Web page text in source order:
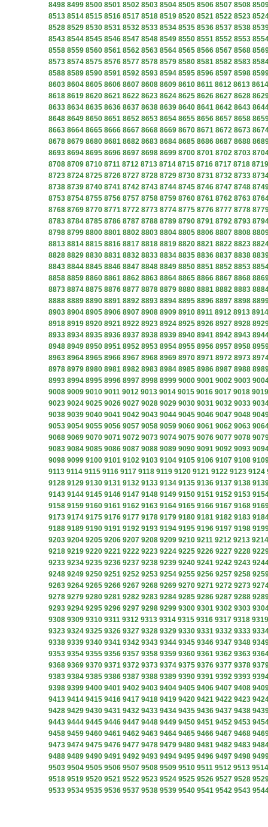
8498 8499 8500 8501 8502 8503 8504 8505 8506 8507 8508
8513 8514 8515 8516 8517 8518 8519 8520 8521 8522 8523
8528 8529 8530 8531 8532 8533 8534 8535 8536 8537 8538
8543 8544 8545 8546 8547 8548 8549 8550 8551 8552 8553
8558 8559 8560 8561 8562 8563 8564 8565 8566 8567 8568
8573 8574 8575 8576 8577 8578 8579 8580 8581 8582 8583
8588 8589 8590 8591 8592 8593 8594 8595 8596 8597 8598
8603 8604 8605 8606 8607 8608 8609 8610 8611 8612 8613 8614
8618 8619 8620 8621 8622 8623 8624 8625 8626 8627 8628
8633 8634 8635 8636 8637 8638 8639 8640 8641 8642 8643
8648 8649 8650 8651 8652 8653 8654 8655 8656 8657 8658
8663 8664 8665 8666 8667 8668 8669 8670 8671 8672 8673
8678 8679 8680 8681 8682 8683 8684 8685 8686 8687 8688
8693 8694 8695 8696 8697 8698 8699 8700 8701 8702 8703
8708 8709 8710 8711 8712 8713 8714 8715 8716 8717 8718 8719
8723 8724 8725 8726 8727 8728 8729 8730 8731 8732 8733
8738 8739 8740 8741 8742 8743 8744 8745 8746 8747 8748
8753 8754 8755 8756 8757 8758 8759 8760 8761 8762 8763
8768 8769 8770 8771 8772 8773 8774 8775 8776 8777 8778
8783 8784 8785 8786 8787 8788 8789 8790 8791 8792 8793
8798 8799 8800 8801 8802 8803 8804 8805 8806 8807 8808
8813 8814 8815 8816 8817 8818 8819 8820 8821 8822 8823
8828 8829 8830 8831 8832 8833 8834 8835 8836 8837 8838
8843 8844 8845 8846 8847 8848 8849 8850 8851 8852 8853
8858 8859 8860 8861 8862 8863 8864 8865 8866 8867 8868
8873 8874 8875 8876 8877 8878 8879 8880 8881 8882 8883
8888 8889 8890 8891 8892 8893 8894 8895 8896 8897 8898
8903 8904 8905 8906 8907 8908 8909 8910 8911 8912 8913 8914
8918 8919 8920 8921 8922 8923 8924 8925 8926 8927 8928
8933 8934 8935 8936 8937 8938 8939 8940 8941 8942 8943
8948 8949 8950 8951 8952 8953 8954 8955 8956 8957 8958
8963 8964 8965 8966 8967 8968 8969 8970 8971 8972 8973
8978 8979 8980 8981 8982 8983 8984 8985 8986 8987 8988
8993 8994 8995 8996 8997 8998 8999 9000 9001 9002 9003
9008 9009 9010 9011 9012 9013 9014 9015 9016 9017 9018 9019
9023 9024 9025 9026 9027 9028 9029 9030 9031 9032 9033
9038 9039 9040 9041 9042 9043 9044 9045 9046 9047 9048
9053 9054 9055 9056 9057 9058 9059 9060 9061 9062 9063
9068 9069 9070 9071 9072 9073 9074 9075 9076 9077 9078
9083 9084 9085 9086 9087 9088 9089 9090 9091 9092 9093
9098 9099 9100 9101 9102 9103 9104 9105 9106 9107 9108
9113 9114 9115 9116 9117 9118 9119 9120 9121 9122 9123 9124
9128 9129 9130 9131 9132 9133 9134 9135 9136 9137 9138
9143 9144 9145 9146 9147 9148 9149 9150 9151 9152 9153
9158 9159 9160 9161 9162 9163 9164 9165 9166 9167 9168
9173 9174 9175 9176 9177 9178 9179 9180 9181 9182 9183
9188 9189 9190 9191 9192 9193 9194 9195 9196 9197 9198
9203 9204 9205 9206 9207 9208 9209 9210 9211 9212 9213 9214
9218 9219 9220 9221 9222 9223 9224 9225 9226 9227 9228
9233 9234 9235 9236 9237 9238 9239 9240 9241 9242 9243
9248 9249 9250 9251 9252 9253 9254 9255 9256 9257 9258
9263 9264 9265 9266 9267 9268 9269 9270 9271 9272 9273
9278 9279 9280 9281 9282 9283 9284 9285 9286 9287 9288
9293 9294 9295 9296 9297 9298 9299 9300 9301 9302 9303
9308 9309 9310 9311 9312 9313 9314 9315 9316 9317 9318 9319
9323 9324 9325 9326 9327 9328 9329 9330 9331 9332 9333
9338 9339 9340 9341 9342 9343 9344 9345 9346 9347 9348
9353 9354 9355 9356 9357 9358 9359 9360 9361 9362 9363
9368 9369 9370 9371 9372 9373 9374 9375 9376 9377 9378
9383 9384 9385 9386 9387 9388 9389 9390 9391 9392 9393
9398 9399 9400 9401 9402 9403 9404 9405 9406 9407 9408
9413 9414 9415 9416 9417 9418 9419 9420 9421 9422 9423
9428 9429 9430 9431 9432 9433 9434 9435 9436 9437 9438
9443 9444 9445 9446 9447 9448 9449 9450 9451 9452 9453
9458 9459 9460 9461 9462 9463 9464 9465 9466 9467 9468
9473 9474 9475 9476 9477 9478 9479 9480 9481 9482 9483
9488 9489 9490 9491 9492 9493 9494 9495 9496 9497 9498
9503 9504 9505 9506 9507 9508 9509 9510 9511 9512 9513 9514
9518 9519 9520 9521 9522 9523 9524 9525 9526 9527 9528
9533 9534 9535 9536 9537 9538 9539 9540 9541 9542 9543